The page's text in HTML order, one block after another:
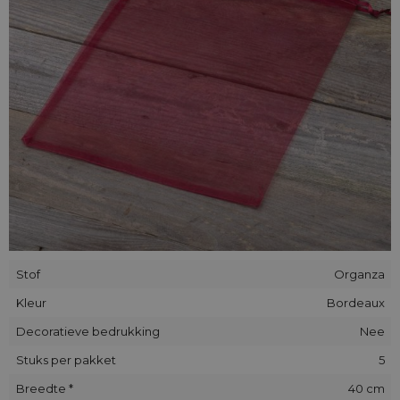
die in elke situatie tot hun recht komen.
Stof
Organza
Kleur
Bordeaux
Decoratieve bedrukking
Nee
Stuks per pakket
5
Breedte *
40 cm